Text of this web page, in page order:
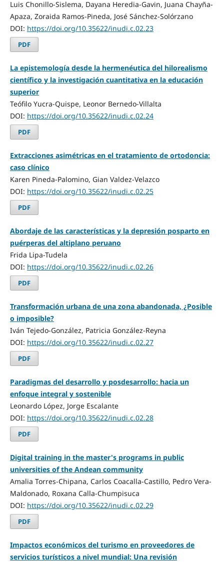
Luis Chonillo-Sislema, Dayana Heredia-Gavin, Juana Chayña-
Apaza, Zoraida Ramos-Pineda, José Sánchez-Solórzano
DOI: https://doi.org/10.35622/inudi.c.02.23
PDF
La epistemología desde la hermenéutica del hilorealismo
científico y la investigación cuantitativa en la educación
superior
Teófilo Yucra-Quispe, Leonor Bernedo-Villalta
DOI: https://doi.org/10.35622/inudi.c.02.24
PDF
Extracciones asimétricas en el tratamiento de ortodoncia:
caso clínico
Karen Pineda-Palomino, Gian Valdez-Velazco
DOI: https://doi.org/10.35622/inudi.c.02.25
PDF
Abordaje de las características y la depresión posparto en
puérperas del altiplano peruano
Frida Lipa-Tudela
DOI: https://doi.org/10.35622/inudi.c.02.26
PDF
Transformación urbana de una zona abandonada, ¿Posible
o imposible?
Iván Tejedo-González, Patricia González-Reyna
DOI: https://doi.org/10.35622/inudi.c.02.27
PDF
Paradigmas del desarrollo y posdesarrollo: hacia un
enfoque integral y sostenible
Leonardo López, Jorge Escalante
DOI: https://doi.org/10.35622/inudi.c.02.28
PDF
Digital training in the master's programs in public
universities of the Andean community
Amalia Torres-Chipana, Carlos Coacalla-Castillo, Pedro Vera-
Maldonado, Roxana Calla-Chumpisuca
DOI: https://doi.org/10.35622/inudi.c.02.29
PDF
Impactos económicos del turismo en proveedores de
servicios turísticos a nivel mundial: Una revisión